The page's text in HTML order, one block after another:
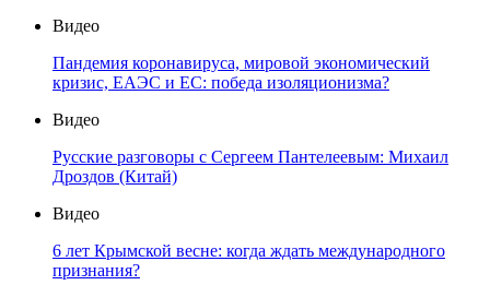
Видео
Пандемия коронавируса, мировой экономический
кризис, ЕАЭС и ЕС: победа изоляционизма?
Видео
Русские разговоры с Сергеем Пантелеевым: Михаил
Дроздов (Китай)
Видео
6 лет Крымской весне: когда ждать международного
признания?